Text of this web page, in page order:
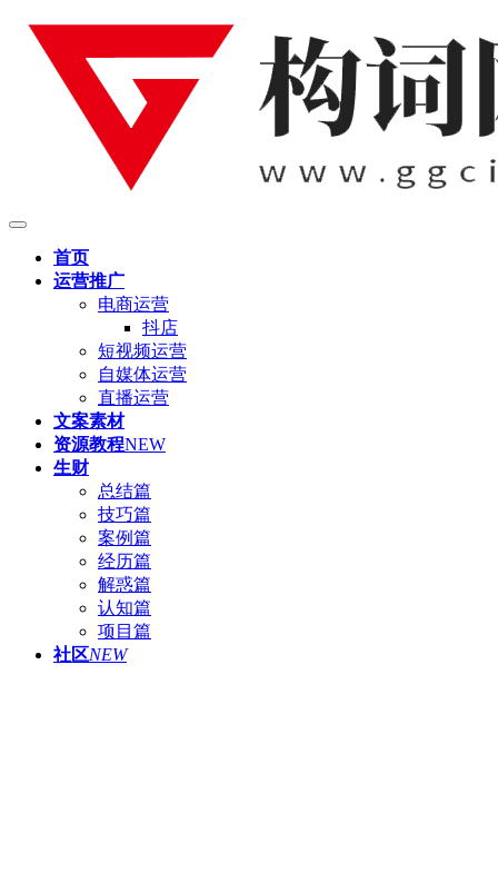
首页
运营推广
电商运营
抖店
短视频运营
自媒体运营
直播运营
文案素材
资源教程NEW
生财
总结篇
技巧篇
案例篇
经历篇
解惑篇
认知篇
项目篇
社区NEW